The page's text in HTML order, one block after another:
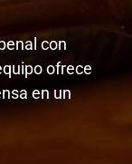
con
ofrece
en un